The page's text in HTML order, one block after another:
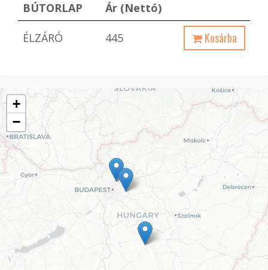
BÚTORLAP Ár (Nettó)
ÉLZÁRÓ 445 Kosárba
+
−